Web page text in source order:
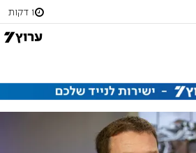
1 דקות